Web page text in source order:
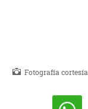
Fotografía